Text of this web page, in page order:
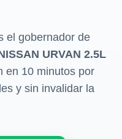
el gobernador de
URVAN 2.5L
en 10 minutos por
y sin invalidar la